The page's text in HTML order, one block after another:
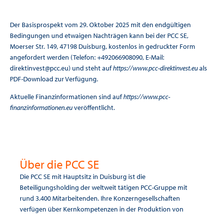
Der Basisprospekt vom 29. Oktober 2025 mit den endgültigen
Bedingungen und etwaigen Nachträgen kann bei der PCC SE,
Moerser Str. 149, 47198 Duisburg, kostenlos in gedruckter Form
angefordert werden (Telefon: +492066908090, E-Mail:
direktinvest@pcc.eu) und steht aufhttps://www.pcc-direktinvest.euals
PDF-Download zur Verfügung.
Aktuelle Finanzinformationen sind aufhttps://www.pcc-
finanzinformationen.euveröffentlicht.
Über die PCC SE
Die PCC SE mit Hauptsitz in Duisburg ist die
Beteiligungsholding der weltweit tätigen PCC-Gruppe mit
rund 3.400 Mitarbeitenden. Ihre Konzerngesellschaften
verfügen über Kernkompetenzen in der Produktion von